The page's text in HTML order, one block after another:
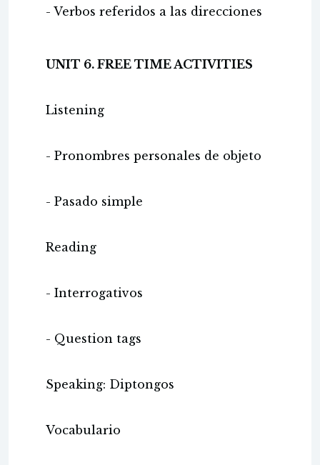
- Verbos referidos a las direcciones
UNIT 6. FREE TIME ACTIVITIES
Listening
- Pronombres personales de objeto
- Pasado simple
Reading
- Interrogativos
- Question tags
Speaking: Diptongos
Vocabulario